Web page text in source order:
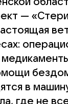
—
в
где не